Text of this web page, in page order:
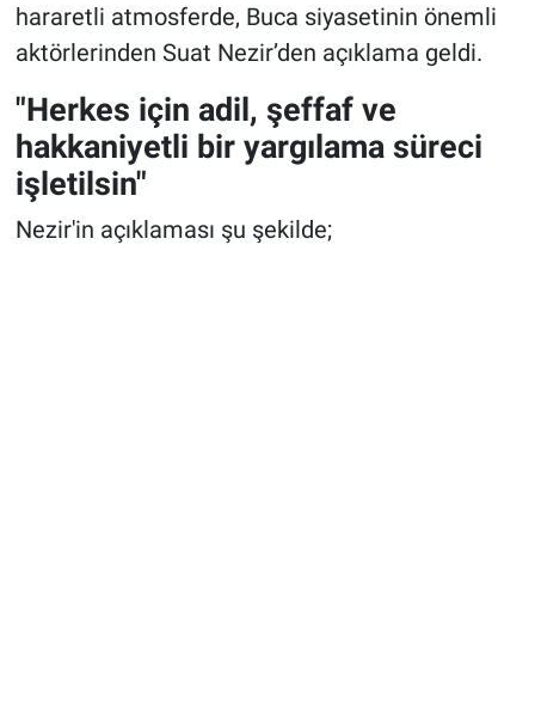
hararetli atmosferde, Buca siyasetinin önemli
aktörlerinden Suat Nezir’den açıklama geldi.
"Herkes için adil, şeffaf ve
hakkaniyetli bir yargılama süreci
işletilsin"
Nezir'in açıklaması şu şekilde;